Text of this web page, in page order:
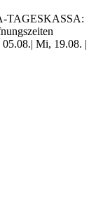
TAGESKASSA:
Mi, 19.08. |